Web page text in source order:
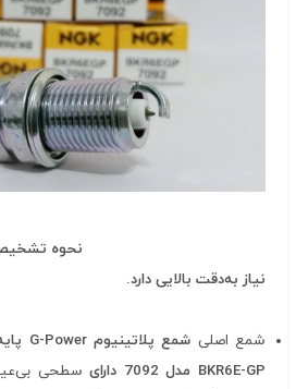
نحوه تشخیص شمع
نیاز به‌دقت بالایی دارد.
شمع اصلی شمع پلاتینیومG-Power
BKR6E-GP مدل 7092 دارای
سطحی